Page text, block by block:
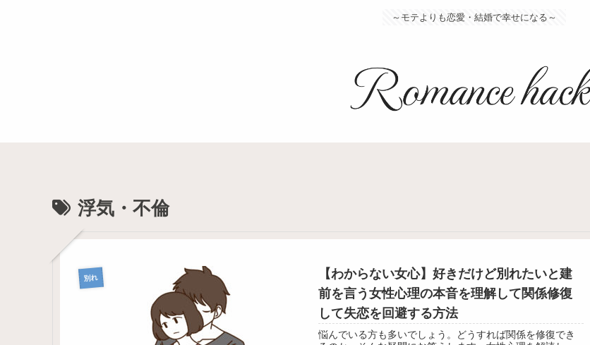
～モテよりも恋愛・結婚で幸せになる～
浮気・不倫
別れ
【わからない女心】好きだけど別れたいと建
前を言う女性心理の本音を理解して関係修復
して失恋を回避する方法
悩んでいる方も多いでしょう。どうすれば関係を修復でき